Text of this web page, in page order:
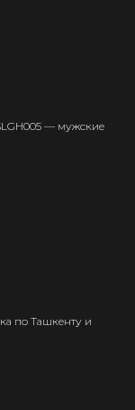
— мужские
по Ташкенту и